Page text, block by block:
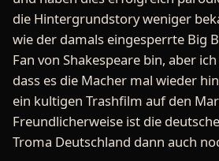
die Hintergrundstory weniger
wie der damals eingesperrte Big
Fan von Shakespeare bin, aber
dass es die Macher mal wieder
ein kultigen Trashfilm auf den
Freundlicherweise ist die
Troma Deutschland dann auch